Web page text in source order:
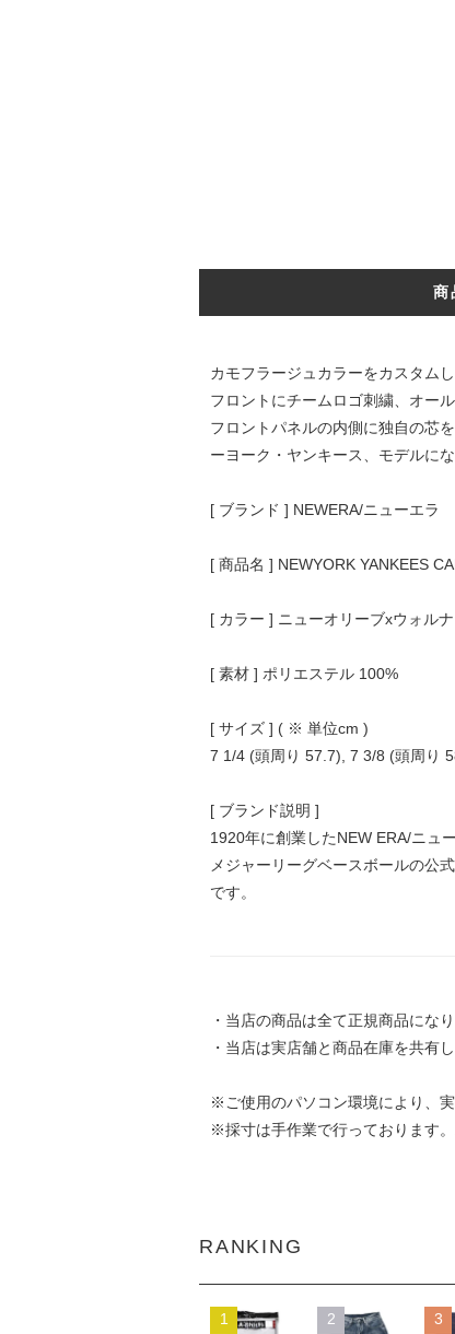
商
カモフラージュカラーをカスタム
フロントにチームロゴ刺繍、オー
フロントパネルの内側に独自の芯
ーヨーク・ヤンキース、モデルにな
[ ブランド ] NEWERA/ニューエラ
[ 商品名 ] NEWYORK YANKEES
[ カラー ] ニューオリーブxウォルナ
[ 素材 ] ポリエステル 100%
[ サイズ ] ( ※ 単位cm )
7 1/4 (頭周り 57.7), 7 3/8 (頭周り
[ ブランド説明 ]
1920年に創業したNEW ERA/ニュー
メジャーリーグベースボールの公
です。
・当店の商品は全て正規商品にな
・当店は実店舗と商品在庫を共有
※ご使用のパソコン環境により、
※採寸は手作業で行っております
RANKING
1 2 3